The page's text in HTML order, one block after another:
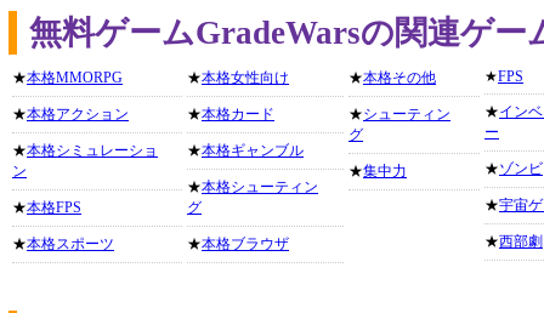
無料ゲームGradeWarsの関連ゲー
★本格MMORPG
★本格アクション
★本格シミュレーショ
ン
★本格FPS
★本格スポーツ
★本格女性向け
★本格カード
★本格ギャンブル
★本格シューティン
グ
★本格ブラウザ
★本格その他
★シューティン
グ
★集中力
★FPS
★イン
ー
★ゾンビ
★宇宙
★西部劇